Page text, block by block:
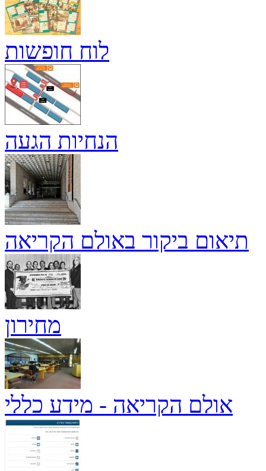
לוח חופשות
הנחיות הגעה
תיאום ביקור באולם הקריאה
מחירון
אולם הקריאה - מידע כללי